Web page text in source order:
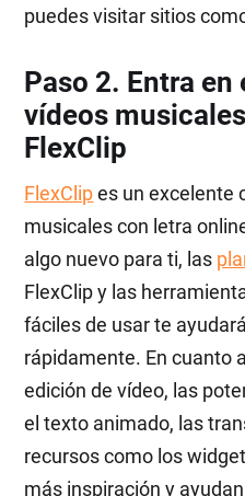
puedes visitar sitios
Paso 2. Entra en
vídeos
FlexClip
FlexClipes un excelente
musicales con letra
algo nuevo para ti, las
FlexClip y las
fáciles de usar te
rápidamente. En cuanto
edición de vídeo, las
el texto animado, las
recursos como los
más inspiración y